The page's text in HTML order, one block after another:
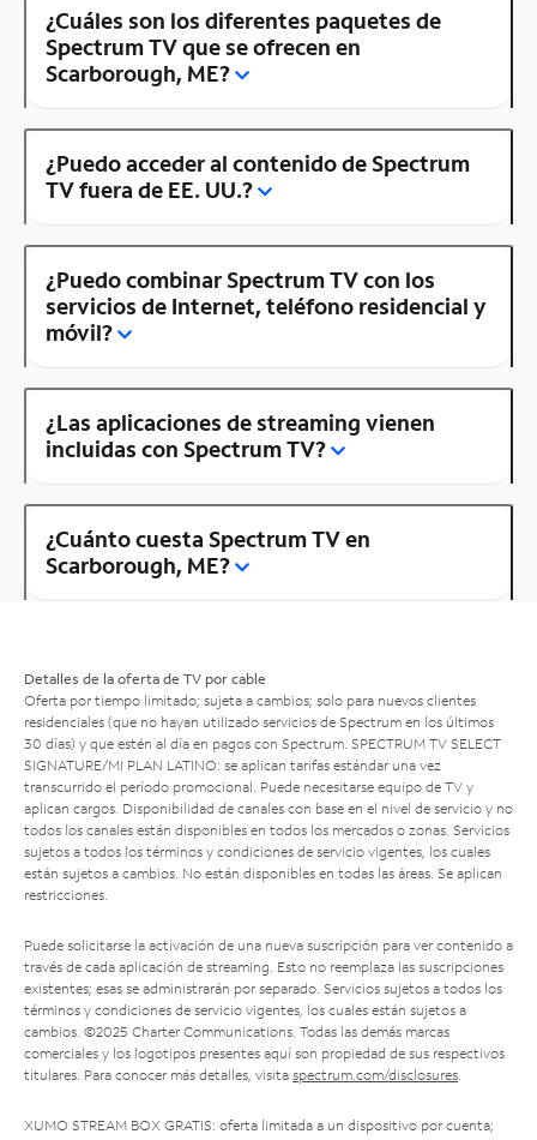
¿Cuáles son los diferentes paquetes de
Spectrum TV que se ofrecen en
Scarborough, ME?
¿Puedo acceder al contenido de Spectrum
TV fuera de EE. UU.?
¿Puedo combinar Spectrum TV con los
servicios de Internet, teléfono residencial y
móvil?
¿Las aplicaciones de streaming vienen
incluidas con Spectrum TV?
¿Cuánto cuesta Spectrum TV en
Scarborough, ME?
Detalles de la oferta de TV por cable
Oferta por tiempo limitado; sujeta a cambios; solo para nuevos clientes
residenciales (que no hayan utilizado servicios de Spectrum en los últimos
30 días) y que estén al día en pagos con Spectrum. SPECTRUM TV SELECT
SIGNATURE/MI PLAN LATINO: se aplican tarifas estándar una vez
transcurrido el período promocional. Puede necesitarse equipo de TV y
aplican cargos. Disponibilidad de canales con base en el nivel de servicio y no
todos los canales están disponibles en todos los mercados o zonas. Servicios
sujetos a todos los términos y condiciones de servicio vigentes, los cuales
están sujetos a cambios. No están disponibles en todas las áreas. Se aplican
restricciones.
Puede solicitarse la activación de una nueva suscripción para ver contenido a
través de cada aplicación de streaming. Esto no reemplaza las suscripciones
existentes; esas se administrarán por separado. Servicios sujetos a todos los
términos y condiciones de servicio vigentes, los cuales están sujetos a
cambios. ©2025 Charter Communications. Todas las demás marcas
comerciales y los logotipos presentes aquí son propiedad de sus respectivos
titulares. Para conocer más detalles, visita spectrum.com/disclosures.
XUMO STREAM BOX GRATIS: oferta limitada a un dispositivo por cuenta;